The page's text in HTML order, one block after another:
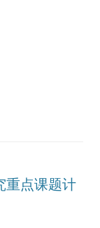
重点课题计